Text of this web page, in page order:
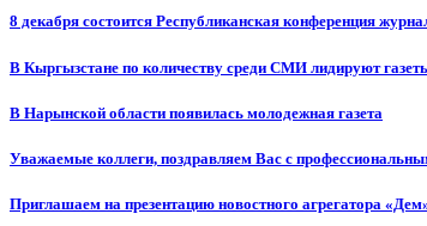
8 декабря состоится Республиканская конференция
В Кыргызстане по количеству среди СМИ лидируют
В Нарынской области появилась молодежная газета
Уважаемые коллеги, поздравляем Вас с
Приглашаем на презентацию новостного агрегатора